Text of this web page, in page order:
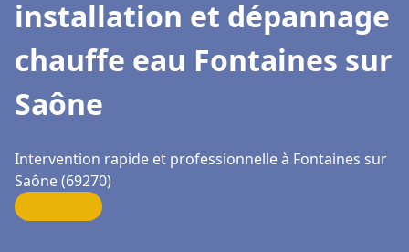
installation et dépannage
chauffe eau Fontaines sur
Saône
Intervention rapide et professionnelle à Fontaines sur
Saône (69270)